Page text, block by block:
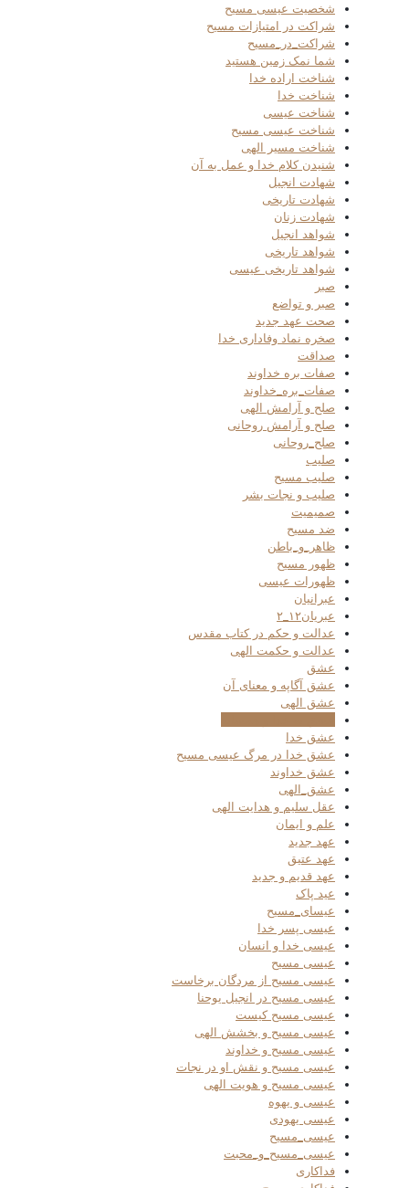
شخصیت عیسی مسیح
شراکت در امتیازات مسیح
شراکت_در_مسیح
شما نمک زمین هستید
شناخت اراده خدا
شناخت خدا
شناخت عیسی
شناخت عیسی مسیح
شناخت مسیر الهی
شنیدن کلام خدا و عمل به آن
شهادت انجیل
شهادت تاریخی
شهادت زنان
شواهد انجیل
شواهد تاریخی
شواهد تاریخی عیسی
صبر
صبر و تواضع
صحت عهد جدید
صخره نماد وفاداری خدا
صداقت
صفات بره خداوند
صفات_بره_خداوند
صلح و آرامش الهی
صلح و آرامش روحانی
صلح_روحانی
صلیب
صلیب مسیح
صلیب و نجات بشر
صمیمیت
ضد مسیح
ظاهر_و_باطن
ظهور مسیح
ظهورات عیسی
عبرانیان
عبریان۱۲_۲
عدالت و حکم در کتاب مقدس
عدالت و حکمت الهی
عشق
عشق آگاپه و معنای آن
عشق الهی
عشق خدا
عشق خدا در مرگ عیسی مسیح
عشق خداوند
عشق_الهی
عقل سلیم و هدایت الهی
علم و ایمان
عهد جدید
عهد عتیق
عهد قدیم و جدید
عید پاک
عیسای_مسیح
عیسی پسر خدا
عیسی خدا و انسان
عیسی مسیح
عیسی مسیح از مردگان برخاست
عیسی مسیح در انجیل یوحنا
عیسی مسیح کیست
عیسی مسیح و بخشش الهی
عیسی مسیح و خداوند
عیسی مسیح و نقش او در نجات
عیسی مسیح و هویت الهی
عیسی و یهوه
عیسی یهودی
عیسی_مسیح
عیسی_مسیح_و_محبت
فداکاری